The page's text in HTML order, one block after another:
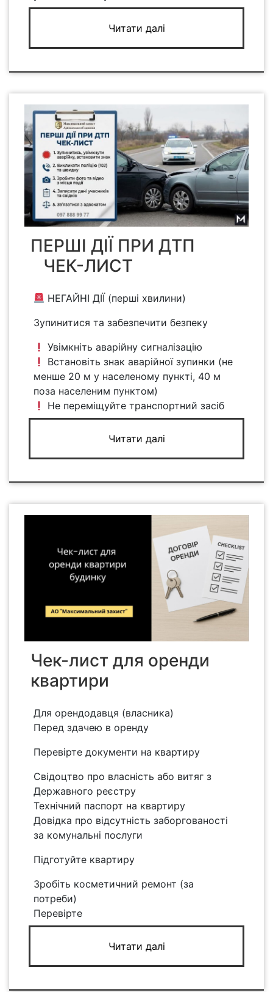
Читати далі
ПЕРШІ ДІЇ ПРИ ДТП
ЧЕК-ЛИСТ
НЕГАЙНІ ДІЇ (перші хвилини)
Зупинитися та забезпечити безпеку
Увімкніть аварійну сигналізацію
Встановіть знак аварійної зупинки (не
менше 20 м у населеному пункті, 40 м
поза населеним пунктом)
Не переміщуйте транспортний засіб
Читати далі
Чек-лист для оренди
квартири
Для орендодавця (власника)
Перед здачею в оренду
Перевірте документи на квартиру
Свідоцтво про власність або витяг з
Державного реєстру
Технічний паспорт на квартиру
Довідка про відсутність заборгованості
за комунальні послуги
Підготуйте квартиру
Зробіть косметичний ремонт (за
потреби)
Перевірте
Читати далі